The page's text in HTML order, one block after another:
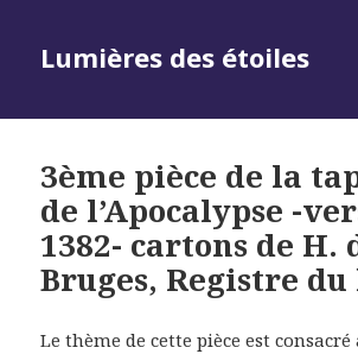
Lumières des étoiles
3ème pièce de la
de l’Apocalypse -
1382- cartons de H.
Bruges, Registre
Le thème de cette pièce est